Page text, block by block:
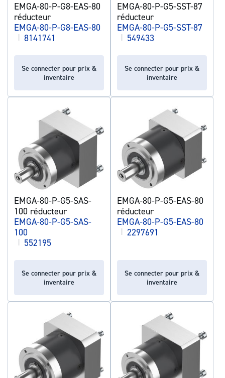
EMGA-80-P-G8-EAS-80
réducteur
EMGA-80-P-G8-EAS-80
| 8141741
Se connecter pour prix &
inventaire
EMGA-80-P-G5-SST-87
réducteur
EMGA-80-P-G5-SST-87
| 549433
Se connecter pour prix &
inventaire
EMGA-80-P-G5-SAS-
100 réducteur
EMGA-80-P-G5-SAS-
100
| 552195
Se connecter pour prix &
inventaire
EMGA-80-P-G5-EAS-80
réducteur
EMGA-80-P-G5-EAS-80
| 2297691
Se connecter pour prix &
inventaire